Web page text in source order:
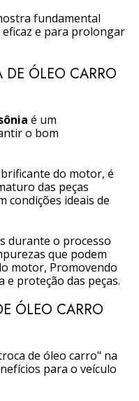
fundamental
e para prolongar
DE ÓLEO CARRO
é um
o bom
do motor, é
das peças
condições ideais de
durante o processo
que podem
motor, Promovendo
e proteção das peças.
ÓLEO CARRO
de óleo carro" na
para o veículo